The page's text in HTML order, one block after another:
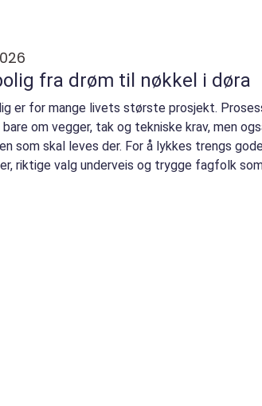
Bygge bolig fra drøm til nøkkel i døra
er for mange livets største prosjekt.
bare om vegger, tak og tekniske krav, men
som skal leves der. For å lykkes trengs
riktige valg underveis og trygge fagfolk